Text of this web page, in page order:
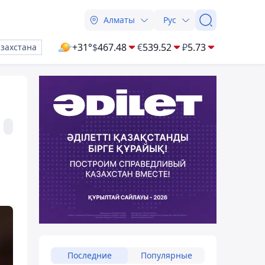
Алматы Рус
+31°$467.48 €539.52 ₽5.73
Последние Популярные